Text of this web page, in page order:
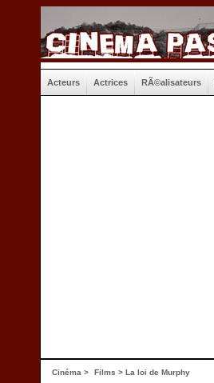
Acteurs Actrices RÃ©alisateurs
Cinéma > Films > La loi de Murphy